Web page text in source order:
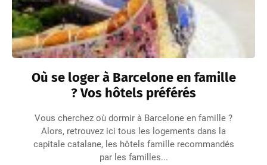
Où se loger à Barcelone en famille
? Vos hôtels préférés
Vous cherchez où dormir à Barcelone en famille ?
Alors, retrouvez ici tous les logements dans la
capitale catalane, les hôtels famille recommandés
par les familles...